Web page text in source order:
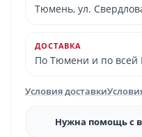
Тюмень, ул.
ДОСТАВКА
По Тюмени и по всей
Условия доставки
Нужна помощь с